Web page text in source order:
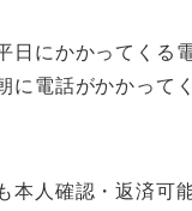
日にかかってくる
に電話がかかって
本人確認・返済可